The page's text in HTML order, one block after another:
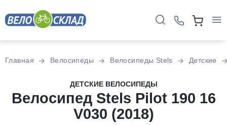
Главная Велосипеды Велосипеды Stels Детские
ДЕТСКИЕ ВЕЛОСИПЕДЫ
Велосипед Stels Pilot 190 16
V030 (2018)
Разбейте
оплатуна части
без переплат